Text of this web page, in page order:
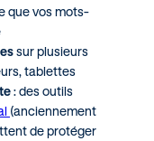
que vos mots-
sur plusieurs
tablettes
: des outils
(anciennement
de protéger